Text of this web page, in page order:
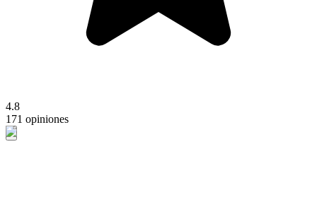
4.8
171 opiniones